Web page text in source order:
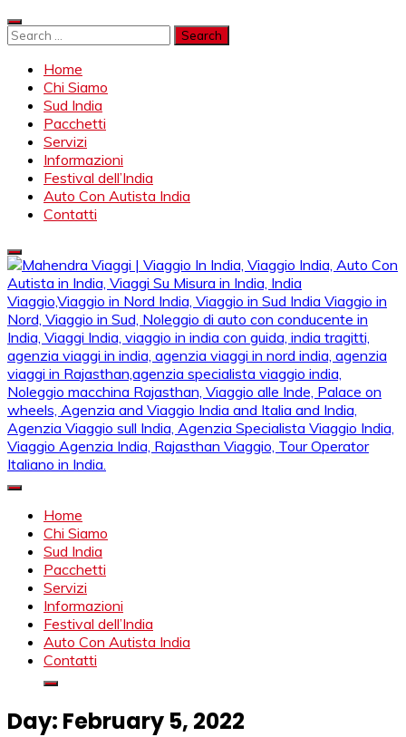
Skip
to
Search
Home
Chi Siamo
Sud India
Pacchetti
Servizi
Informazioni
Festival dell’India
Auto Con Autista India
Contatti
Autista in India, Viaggi Su Misura in India, India Viaggio,Viaggio
in Nord India, Viaggio in Sud India Viaggio in Nord, Viaggio in
Sud, Noleggio di auto con conducente in India, Viaggi India,
viaggio in india con guida, india tragitti, agenzia viaggi in india,
agenzia viaggi in nord india, agenzia viaggi in
Rajasthan,agenzia specialista viaggio india, Noleggio
macchina Rajasthan, Viaggio alle Inde, Palace on wheels,
Agenzia and Viaggio India and Italia and India, Agenzia
Viaggio sull India, Agenzia Specialista Viaggio India, Viaggio
Agenzia India, Rajasthan Viaggio, Tour Operator Italiano in
Home
Chi Siamo
Sud India
Pacchetti
Servizi
Informazioni
Festival dell’India
Auto Con Autista India
Contatti
Day: February 5, 2022